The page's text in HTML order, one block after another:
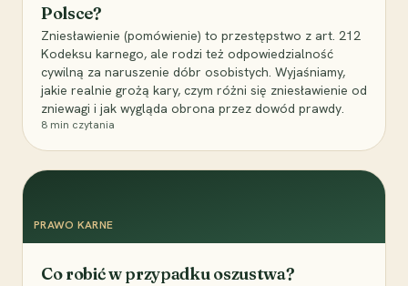
Polsce?
Zniesławienie (pomówienie) to przestępstwo z art. 212
Kodeksu karnego, ale rodzi też odpowiedzialność
cywilną za naruszenie dóbr osobistych. Wyjaśniamy,
jakie realnie grożą kary, czym różni się zniesławienie od
zniewagi i jak wygląda obrona przez dowód prawdy.
8 min czytania
PRAWO KARNE
Co robić w przypadku oszustwa?